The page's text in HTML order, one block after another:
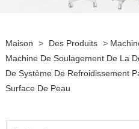
Maison > Des Produits >
Machine De Soulagement De La
De Système De Refroidissement
Surface De Peau